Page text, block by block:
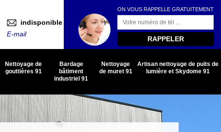
indisponible
E-mail
ON VOUS RAPPELLE GRATUITEMENT
Nettoyage de
gouttières 91
Bardage
bâtiment
industriel 91
Nettoyage
de muret 91
Artisan nettoyage de puits de
lumière et Skydome 91